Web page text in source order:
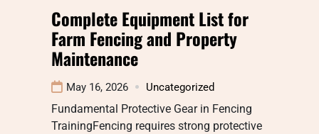
Complete Equipment List for
Farm Fencing and Property
Maintenance
May 16, 2026 Uncategorized
Fundamental Protective Gear in Fencing
TrainingFencing requires strong protective